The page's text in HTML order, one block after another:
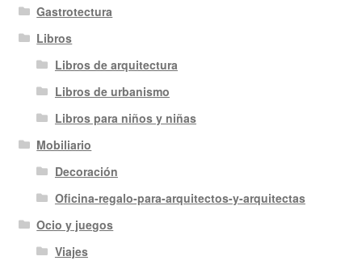
Gastrotectura
Libros
Libros de arquitectura
Libros de urbanismo
Libros para niños y niñas
Mobiliario
Decoración
Oficina-regalo-para-arquitectos-y-arquitectas
Ocio y juegos
Viajes